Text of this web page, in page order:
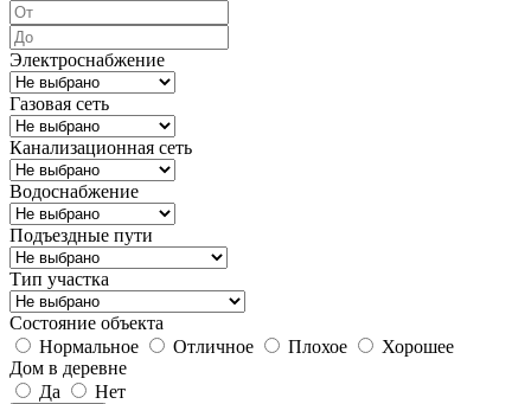
Электроснабжение
Газовая сеть
Канализационная сеть
Водоснабжение
Подъездные пути
Тип участка
Состояние объекта
Нормальное
Отличное Плохое
Хорошее
Дом в деревне
Да
Нет